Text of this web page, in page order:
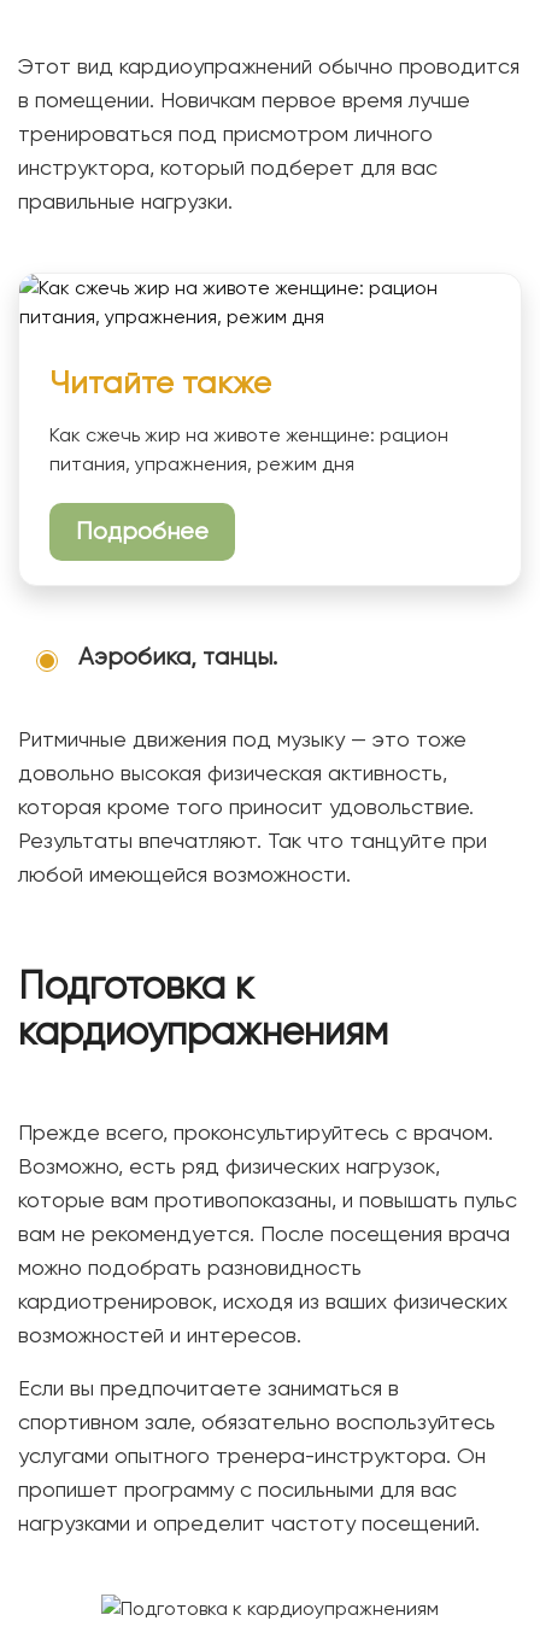
Этот вид кардиоупражнений обычно проводится
в помещении. Новичкам первое время лучше
тренироваться под присмотром личного
инструктора, который подберет для вас
правильные нагрузки.
Читайте также
Как сжечь жир на животе женщине: рацион
питания, упражнения, режим дня
Подробнее
Аэробика, танцы.
Ритмичные движения под музыку — это тоже
довольно высокая физическая активность,
которая кроме того приносит удовольствие.
Результаты впечатляют. Так что танцуйте при
любой имеющейся возможности.
Подготовка к
кардиоупражнениям
Прежде всего, проконсультируйтесь с врачом.
Возможно, есть ряд физических нагрузок,
которые вам противопоказаны, и повышать пульс
вам не рекомендуется. После посещения врача
можно подобрать разновидность
кардиотренировок, исходя из ваших физических
возможностей и интересов.
Если вы предпочитаете заниматься в
спортивном зале, обязательно воспользуйтесь
услугами опытного тренера-инструктора. Он
пропишет программу с посильными для вас
нагрузками и определит частоту посещений.